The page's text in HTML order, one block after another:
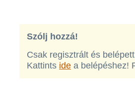
Szólj hozzá!
Csak regisztrált és
Kattints ide a belépéshez!